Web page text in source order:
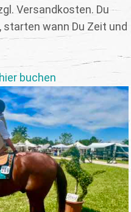
Versandkosten. Du
wann Du Zeit und
hier buchen